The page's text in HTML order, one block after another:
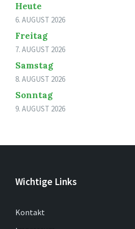
Heute
6. AUGUST 2026
Freitag
7. AUGUST 2026
Samstag
8. AUGUST 2026
Sonntag
9. AUGUST 2026
Wichtige Links
Kontakt